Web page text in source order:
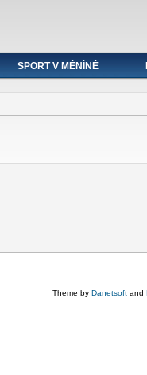
SPORT V MĚNÍNĚ
Theme by Danetsoft and